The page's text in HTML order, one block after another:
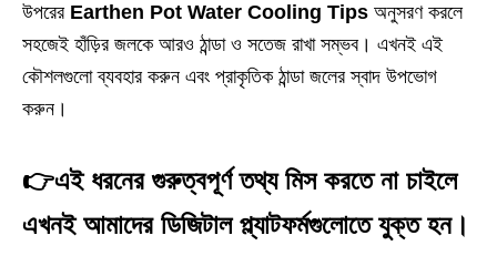
উপরের Earthen Pot Water Cooling Tips অনুসরণ করলে
সহজেই হাঁড়ির জলকে আরও ঠান্ডা ও সতেজ রাখা সম্ভব। এখনই এই
কৌশলগুলো ব্যবহার করুন এবং প্রাকৃতিক ঠান্ডা জলের স্বাদ উপভোগ
করুন।
👉এই ধরনের গুরুত্বপূর্ণ তথ্য মিস করতে না চাইলে
এখনই আমাদের ডিজিটাল প্ল্যাটফর্মগুলোতে যুক্ত হন।